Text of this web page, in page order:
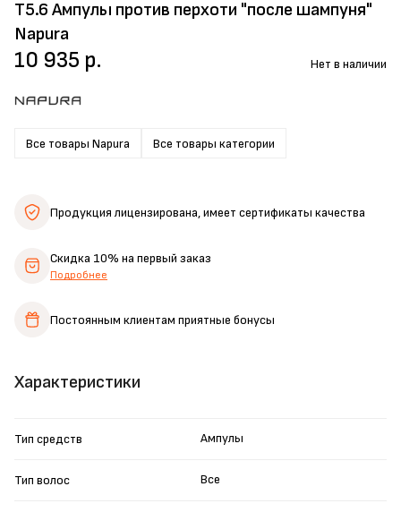
T5.6 Ампулы против перхоти "после шампуня"
Napura
Все товары Napura Все товары категории
10 935 р. Нет в наличии
Характеристики
Тип средств Ампулы
Тип волос Все
Продукция лицензирована,имеет сертификаты качества
Скидка 10% на первый заказ
Подробнее
Постоянным клиентам приятные бонусы